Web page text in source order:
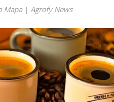
Mapa| Agrofy News